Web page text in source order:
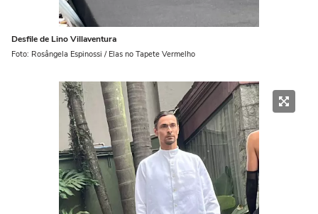
Desfile de Lino Villaventura
Foto: Rosângela Espinossi / Elas no Tapete Vermelho